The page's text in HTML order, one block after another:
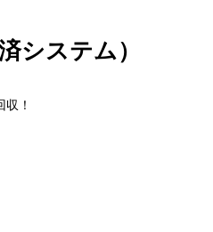
システム）
！